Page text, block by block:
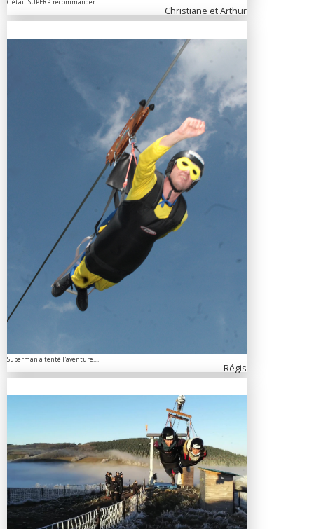
C était SUPER à recommander
Christiane et Arthur
Superman a tenté l'aventure....
Régis